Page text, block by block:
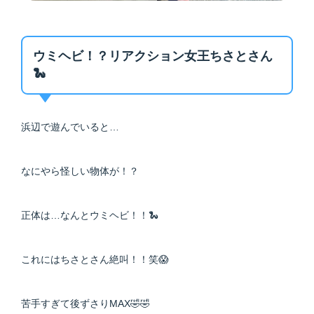
ウミヘビ！？リアクション女王ちさとさん
🐍
浜辺で遊んでいると…
なにやら怪しい物体が！？
正体は…なんとウミヘビ！！🐍
これにはちさとさん絶叫！！笑😱
苦手すぎて後ずさりMAX🤣🤣